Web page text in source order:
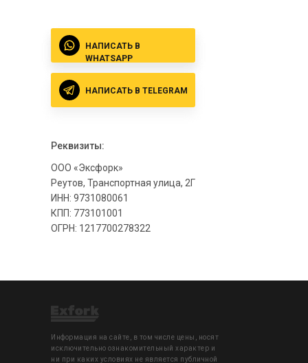
ООО «Эксфорк»
Реутов, Транспортная улица, 2Г
ИНН: 9731080061
КПП: 773101001
ОГРН: 1217700278322
Реквизиты:
НАПИСАТЬ В
WHATSAPP
НАПИСАТЬ В TELEGRAM
Информация на сайте, в том числе цены, носят
исключительно ознакомительный характер и
ни при каких условиях не является публичной